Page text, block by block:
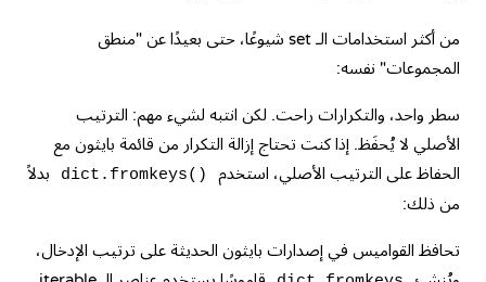
من أكثر استخدامات الـ set شيوعًا، حتى بعيدًا عن "منطق
المجموعات" نفسه:
سطر واحد، والتكرارات راحت. لكن انتبه لشيء مهم: الترتيب
الأصلي لا يُحفَظ. إذا كنت تحتاج إزالة التكرار من قائمة بايثون مع
الحفاظ على الترتيب الأصلي، استخدم
dict.fromkeys()
بدلاً
من ذلك:
تحافظ القواميس في إصدارات بايثون الحديثة على ترتيب الإدخال،